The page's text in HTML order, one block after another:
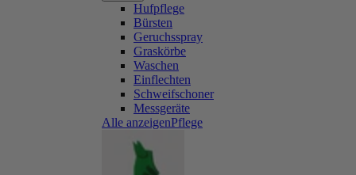
Hufpflege
Bürsten
Geruchsspray
Graskörbe
Waschen
Einflechten
Schweifschoner
Messgeräte
Alle anzeigenPflege